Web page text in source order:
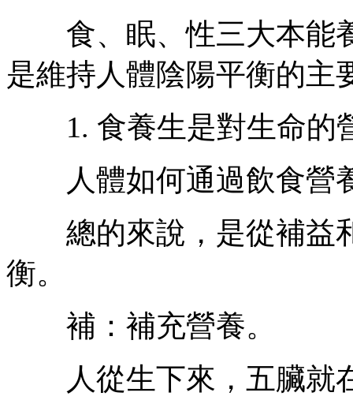
食、眠、性三大本能
是維持人體陰陽平衡的主
1. 食養生是對生命的
人體如何通過飲食營
總的來說，是從補益
衡。
補：補充營養。
人從生下來，五臟就